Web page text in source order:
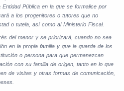
Pública en la que se formalice por
a los progenitores o tutores que no
o tutela, así como al Ministerio Fiscal.
del menor y se priorizará, cuando no sea
en la propia familia y que la guarda de los
o persona para que permanezcan
con su familia de origen, tanto en lo que
de visitas y otras formas de comunicación,